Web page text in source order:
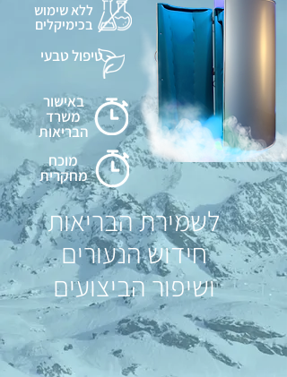
ללא שימוש
בכימיקלים
טיפול טבעי
באישור
משרד
הבריאות
מוכח
מחקרית
לשמירת הבריאות
חידוש הנעורים
ושיפור הביצועים